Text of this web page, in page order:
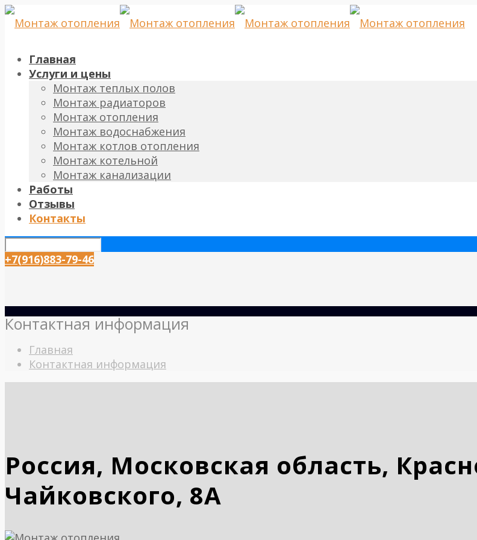
Главная
Услуги и цены
Монтаж теплых полов
Монтаж радиаторов
Монтаж отопления
Монтаж водоснабжения
Монтаж котлов отопления
Монтаж котельной
Монтаж канализации
Работы
Отзывы
Контакты
+7(916)883-79-46
Контактная информация
Главная
Контактная информация
Россия, Московская область,
Чайковского, 8А